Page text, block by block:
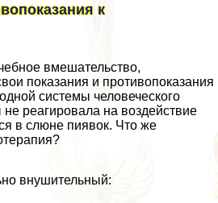
к
вмешательство,
показания и противопоказания
системы человеческого
реагировала на воздействие
в слюне пиявок. Что же
внушительный: